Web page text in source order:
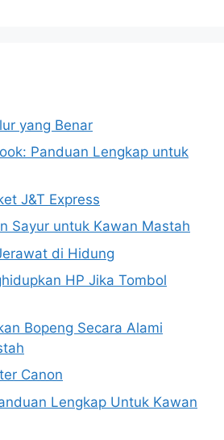
yang Benar
Panduan Lengkap untuk
J&T Express
Sayur untuk Kawan Mastah
di Hidung
HP Jika Tombol
Bopeng Secara Alami
Canon
Lengkap Untuk Kawan